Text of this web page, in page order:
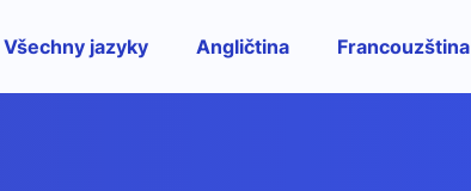
Všechny jazyky Angličtina Francouzština